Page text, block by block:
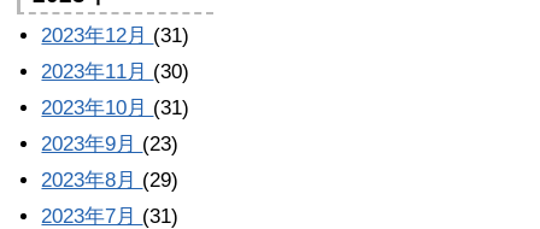
2023年12月 (31)
2023年11月 (30)
2023年10月 (31)
2023年9月 (23)
2023年8月 (29)
2023年7月 (31)